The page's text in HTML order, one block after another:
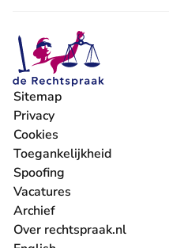
Sitemap
Privacy
Cookies
Toegankelijkheid
Spoofing
Vacatures
- U verlaat Rechtspraak.nl
Archief
Over rechtspraak.nl